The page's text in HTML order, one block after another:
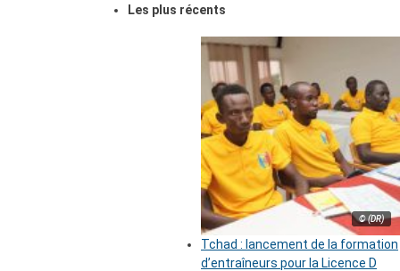
Les plus récents
© (DR)
Tchad : lancement de la formation
d’entraîneurs pour la Licence D